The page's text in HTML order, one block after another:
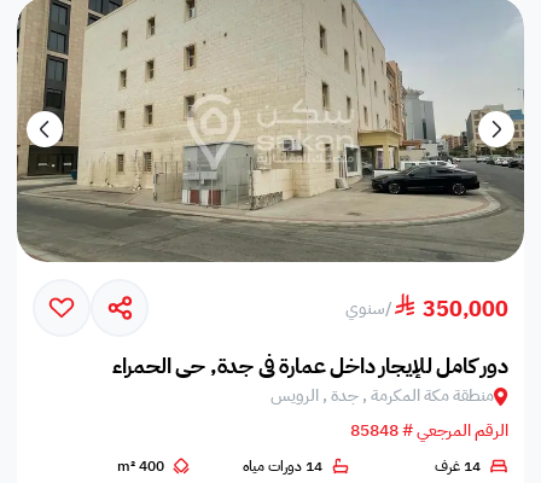
350,000
/سنوي
دور كامل للإيجار داخل عمارة في جدة, حي الحمراء
منطقة مكة المكرمة , جدة , الرويس
الرقم المرجعي # 85848
14 غرف 14 دورات مياه 400 m²